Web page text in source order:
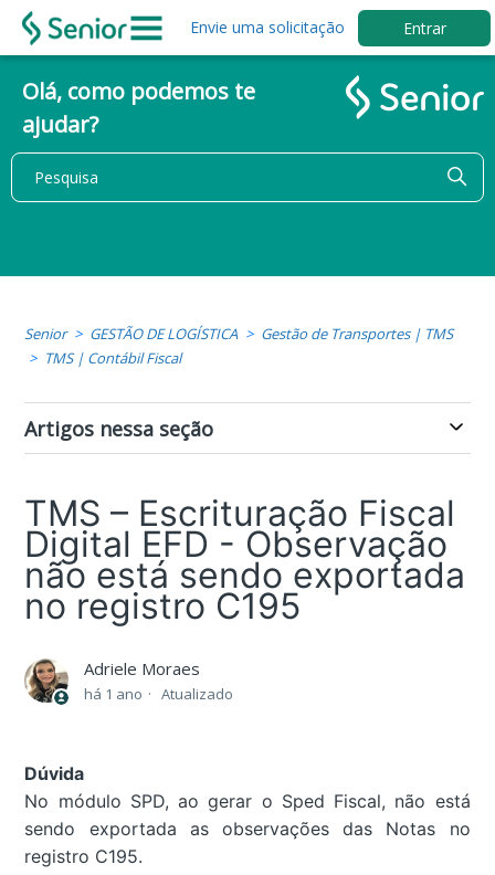
Envie uma solicitação Entrar
Olá, como podemos te
ajudar?
Senior GESTÃO DE LOGÍSTICA
Gestão de Transportes | TMS
TMS | Contábil Fiscal
Artigos nessa seção
TMS – Escrituração Fiscal
Digital EFD - Observação
não está sendo exportada
no registro C195
Adriele Moraes
há 1 ano Atualizado
Dúvida
No módulo SPD, ao gerar o Sped Fiscal, não está
sendo exportada as observações das Notas no
registro C195.